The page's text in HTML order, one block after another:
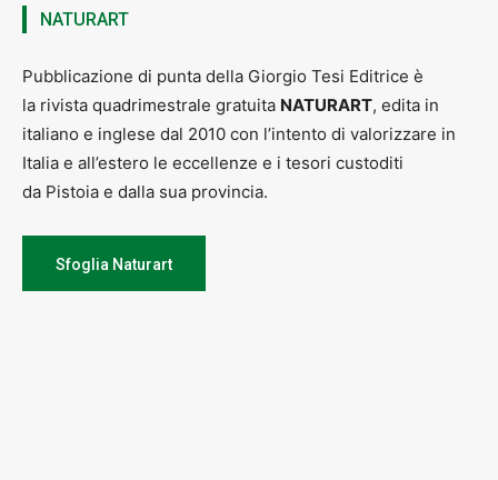
NATURART
Pubblicazione di punta della Giorgio Tesi Editrice è
la rivista quadrimestrale gratuita NATURART, edita in
italiano e inglese dal 2010 con l’intento di valorizzare in
Italia e all’estero le eccellenze e i tesori custoditi
da Pistoia e dalla sua provincia.
Sfoglia Naturart